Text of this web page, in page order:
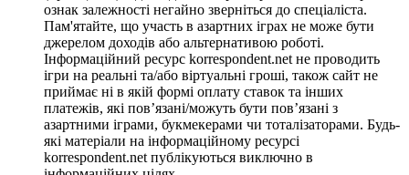
ознак залежності негайно зверніться до спеціаліста.
Пам'ятайте, що участь в азартних іграх не може бути
джерелом доходів або альтернативою роботі.
Інформаційний ресурс korrespondent.net не проводить
ігри на реальні та/або віртуальні гроші, також сайт не
приймає ні в якій формі оплату ставок та інших
платежів, які пов’язані/можуть бути пов’язані з
азартними іграми, букмекерами чи тоталізаторами. Будь-
які матеріали на інформаційному ресурсі
korrespondent.net публікуються виключно в